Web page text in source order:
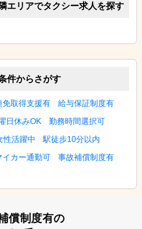
エリアでタクシー求人を探す
件からさがす
免取得支援有 給与保証制度有
日休みOK 勤務時間選択可
性活躍中 駅徒歩10分以内
イカー通勤可 事故補償制度有
償制度有の